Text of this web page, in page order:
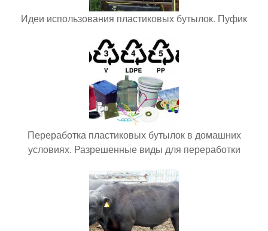
Идеи использования пластиковых бутылок. Пуфик
Переработка пластиковых бутылок в домашних
условиях. Разрешенные виды для переработки